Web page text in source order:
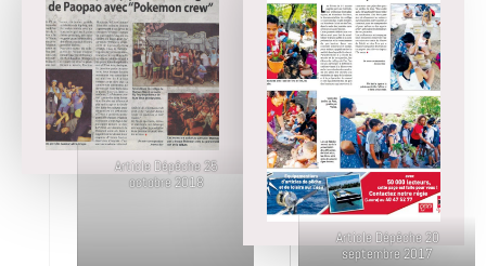
Article Dépêche 25
octobre 2018
Article Dépêche 20
septembre 2017